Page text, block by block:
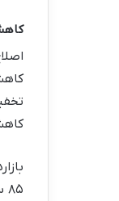
کاهش ۱۱ دلاری در تمام